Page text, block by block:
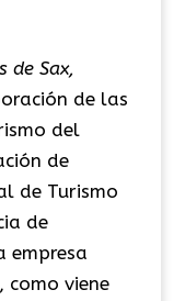
de Sax,
de las
del
de
de Turismo
de
empresa
como viene